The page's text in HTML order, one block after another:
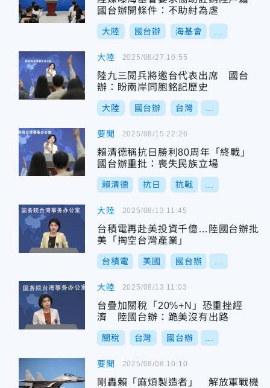
國台辦開條件：不助紂為虐
大陸 國台辦 海基會
大陸
陸九三閱兵將邀台代表出席 國台
辦：盼兩岸同胞銘記歷史
大陸 國台辦 台灣
2025/08/27 10:55
要聞
賴清德稱抗日勝利80周年「終戰」
國台辦重批：喪失民族立場
賴清德 抗日 抗戰
2025/08/15 22:26
大陸
台積電再赴美投資千億…陸國台辦批
美「掏空台灣產業」
台積電 美國 國台辦
2025/08/13 11:45
大陸
台疊加關稅「20%+N」恐重挫經
濟 陸國台辦：跪美沒有出路
關稅 台灣 國台辦
2025/08/13 11:03
要聞
剛轟賴「麻煩製造者」 解放軍戰機
2025/08/08 10:10